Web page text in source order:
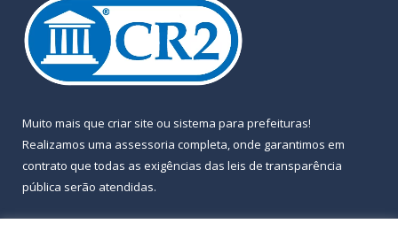
Muito mais que criar site ou sistema para prefeituras!
Realizamos uma assessoria completa, onde garantimos em
contrato que todas as exigências das leis de transparência
pública serão atendidas.